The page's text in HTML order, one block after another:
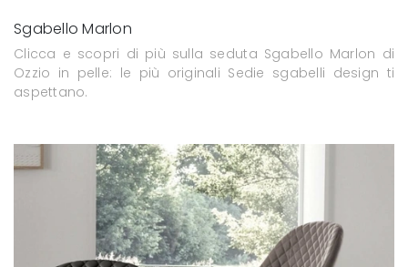
Sgabello Marlon
Clicca e scopri di più sulla seduta Sgabello Marlon di
Ozzio in pelle: le più originali Sedie sgabelli design ti
aspettano.